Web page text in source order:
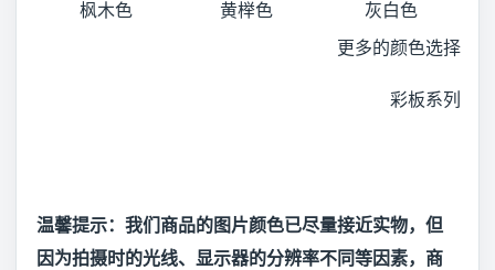
枫木色 黄榉色
灰白色
更多的颜色选择
彩板系列
温馨提示：我们商品的图片颜色已尽量接近实物，但
因为拍摄时的光线、显示器的分辨率不同等因素，商